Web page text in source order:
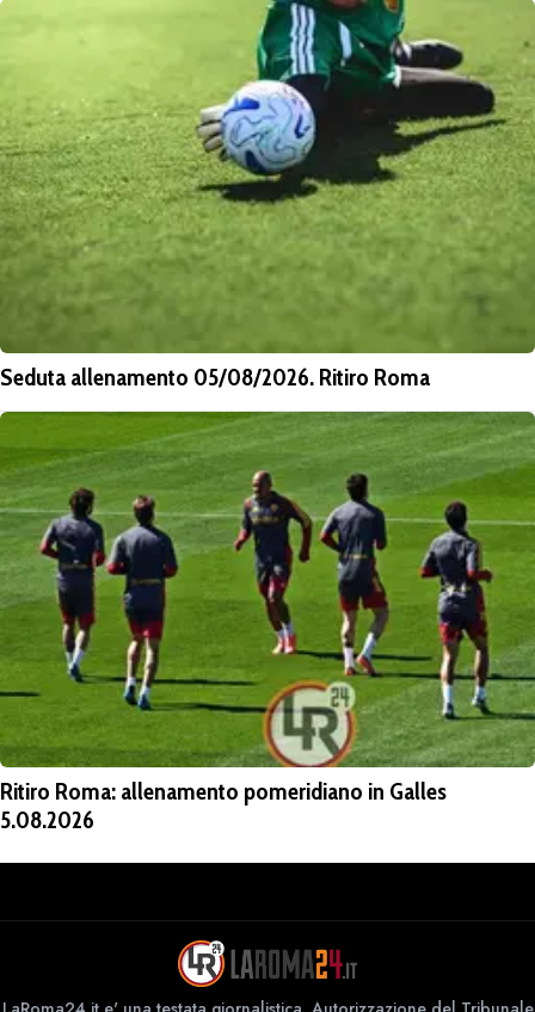
Seduta allenamento 05/08/2026. Ritiro Roma
Ritiro Roma: allenamento pomeridiano in Galles
5.08.2026